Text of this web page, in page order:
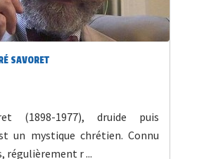
SAVORET
(1898-1977), druide puis
un mystique chrétien. Connu
régulièrement r ...